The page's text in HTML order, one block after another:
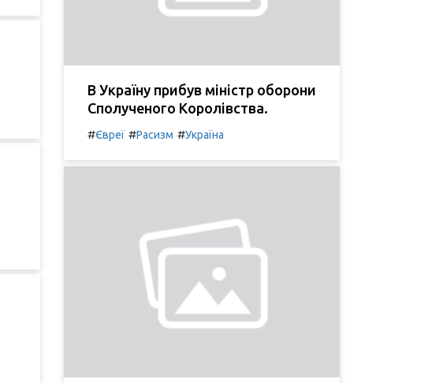
В Україну прибув міністр оборони
Сполученого Королівства.
#Євреї #Расизм #Україна